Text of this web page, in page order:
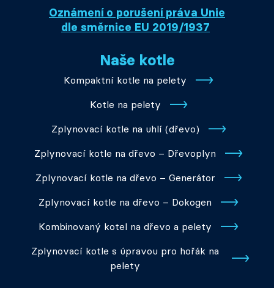
Oznámení o porušení práva Unie
dle směrnice EU 2019/1937
Naše kotle
Kompaktní kotle na pelety
Kotle na pelety
Zplynovací kotle na uhlí (dřevo)
Zplynovací kotle na dřevo – Dřevoplyn
Zplynovací kotle na dřevo – Generátor
Zplynovací kotle na dřevo – Dokogen
Kombinovaný kotel na dřevo a pelety
Zplynovací kotle s úpravou pro hořák na
pelety